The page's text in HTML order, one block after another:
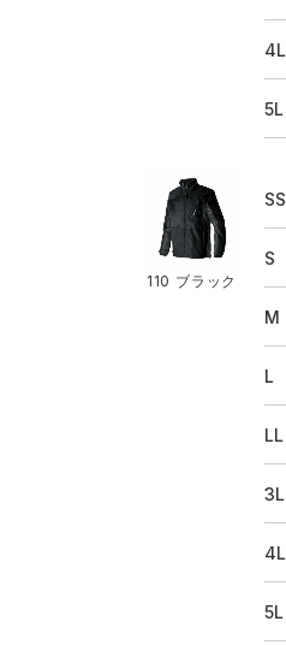
4L
5L
110 ブラック
SS
S
M
L
LL
3L
4L
5L